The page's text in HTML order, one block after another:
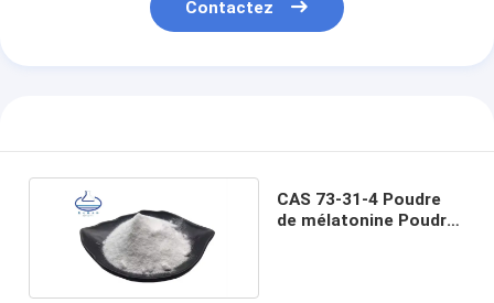
Contactez
CAS 73-31-4 Poudre
de mélatonine Poudre